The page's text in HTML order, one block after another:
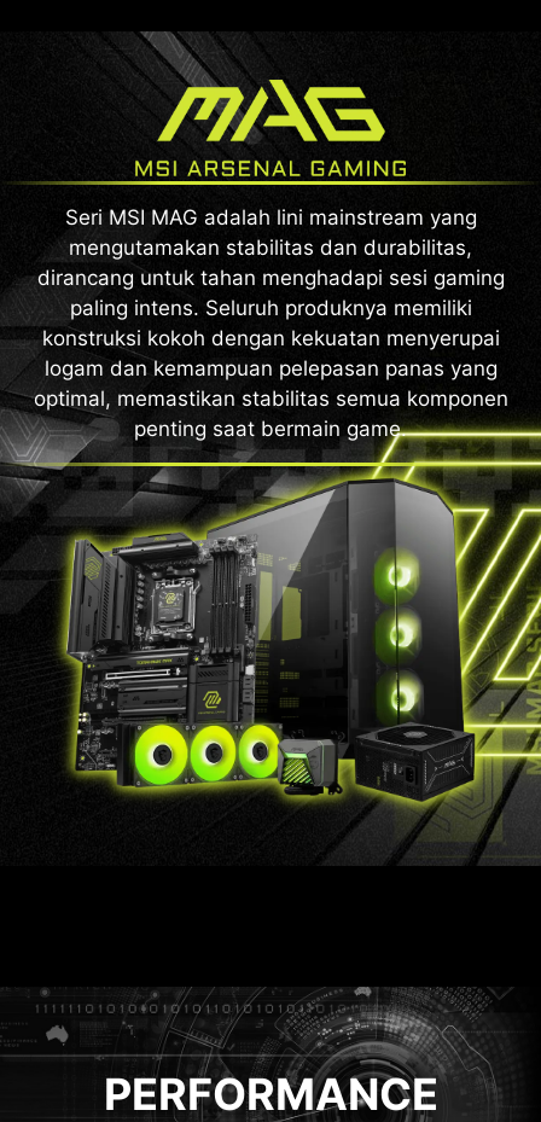
Seri MSI MAG adalah lini mainstream yang
mengutamakan stabilitas dan durabilitas,
dirancang untuk tahan menghadapi sesi gaming
paling intens. Seluruh produknya memiliki
konstruksi kokoh dengan kekuatan menyerupai
logam dan kemampuan pelepasan panas yang
optimal, memastikan stabilitas semua komponen
penting saat bermain game.
PERFORMANCE